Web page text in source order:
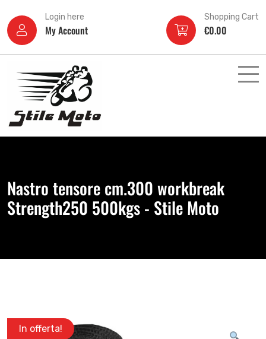
Login here
My Account
Shopping Cart
€0.00
Nastro tensore cm.300 workbreak
Strength250 500kgs - Stile Moto
In offerta!